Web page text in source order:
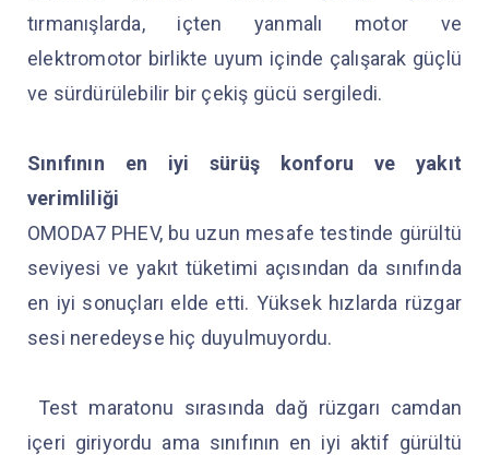
tırmanışlarda, içten yanmalı motor ve
elektromotor birlikte uyum içinde çalışarak güçlü
ve sürdürülebilir bir çekiş gücü sergiledi.
Sınıfının en iyi sürüş konforu ve yakıt
verimliliği
OMODA7 PHEV, bu uzun mesafe testinde gürültü
seviyesi ve yakıt tüketimi açısından da sınıfında
en iyi sonuçları elde etti. Yüksek hızlarda rüzgar
sesi neredeyse hiç duyulmuyordu.
Test maratonu sırasında dağ rüzgarı camdan
içeri giriyordu ama sınıfının en iyi aktif gürültü